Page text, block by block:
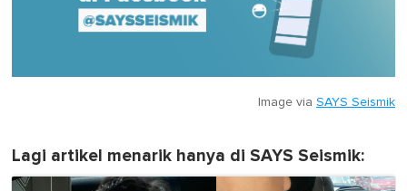
Image via SAYS Seismik
Lagi artikel menarik hanya di SAYS Seismik: